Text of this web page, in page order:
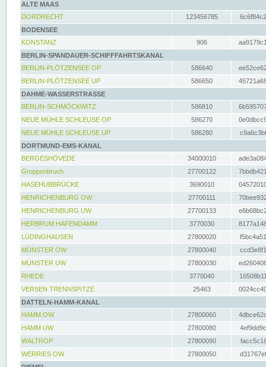
ALTE MAAS
DORDRECHT
123456785
BODENSEE
KONSTANZ
906
BERLIN-SPANDAUER-SCHIFFFAHRTSKANAL
BERLIN-PLÖTZENSEE OP
586640
BERLIN-PLÖTZENSEE UP
586650
DAHME-WASSERSTRASSE
BERLIN-SCHMÖCKWITZ
586810
NEUE MÜHLE SCHLEUSE OP
586270
NEUE MÜHLE SCHLEUSE UP
586280
DORTMUND-EMS-KANAL
BERGESHÖVEDE
34000010
Groppenbruch
27700122
HASEHUBBRÜCKE
3690010
HENRICHENBURG OW
27700111
HENRICHENBURG UW
27700133
HERBRUM HAFENDAMM
3770030
LÜDINGHAUSEN
27800020
MÜNSTER OW
27800040
MÜNSTER UW
27800030
RHEDE
3770040
VERSEN TRENNSPITZE
25463
DATTELN-HAMM-KANAL
HAMM OW
27800060
HAMM UW
27800080
WALTROP
27800090
WERRIES OW
27800050